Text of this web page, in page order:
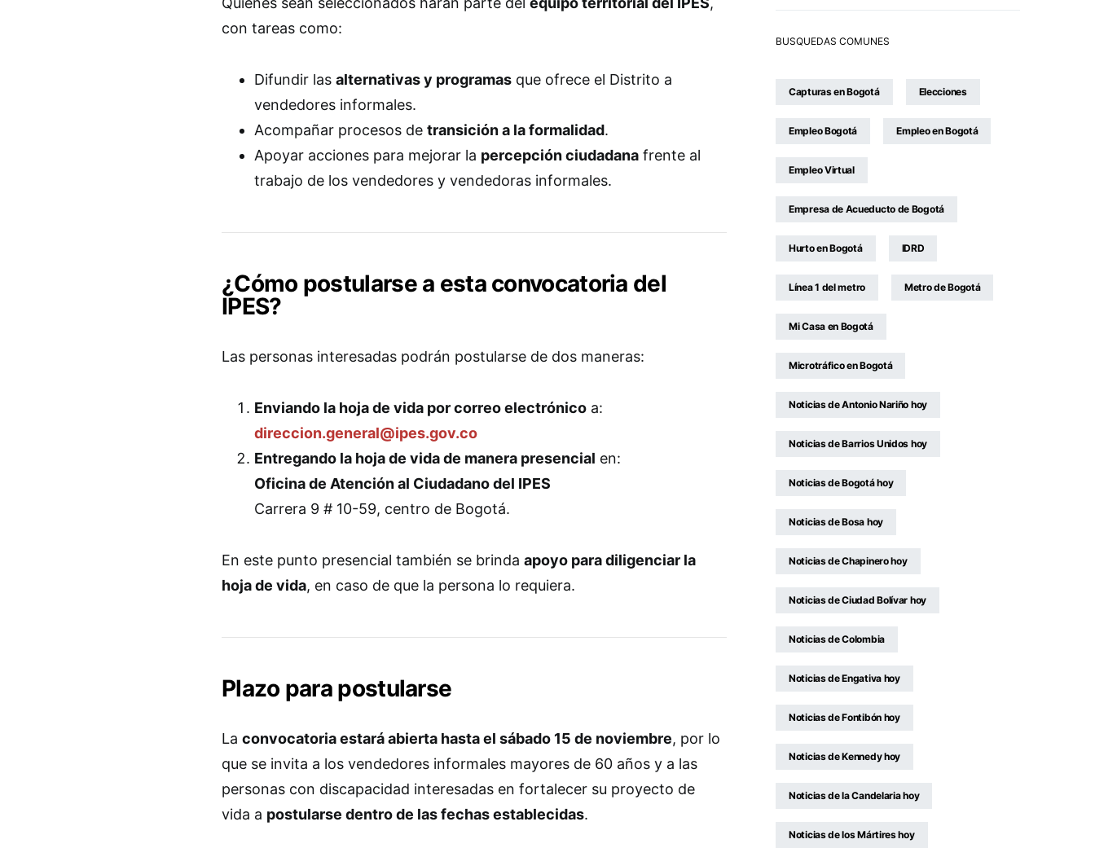
con tareas como:
Difundir las alternativas y programas que ofrece el Distrito a
vendedores informales.
Acompañar procesos de transición a la formalidad.
Apoyar acciones para mejorar la percepción ciudadana frente al
trabajo de los vendedores y vendedoras informales.
¿Cómo postularse a esta convocatoria del
IPES?
Las personas interesadas podrán postularse de dos maneras:
Enviando la hoja de vida por correo electrónico a:
direccion.general@ipes.gov.co
Entregando la hoja de vida de manera presencial en:
Oficina de Atención al Ciudadano del IPES
Carrera 9 # 10-59, centro de Bogotá.
En este punto presencial también se brinda apoyo para diligenciar la
hoja de vida, en caso de que la persona lo requiera.
Plazo para postularse
La convocatoria estará abierta hasta el sábado 15 de noviembre, por lo
que se invita a los vendedores informales mayores de 60 años y a las
personas con discapacidad interesadas en fortalecer su proyecto de
vida a postularse dentro de las fechas establecidas.
BUSQUEDAS COMUNES
Capturas en Bogotá Elecciones
Empleo Bogotá Empleo en Bogotá
Empleo Virtual
Empresa de Acueducto de Bogotá
Hurto en Bogotá IDRD
Línea 1 del metro Metro de Bogotá
Mi Casa en Bogotá
Microtráfico en Bogotá
Noticias de Antonio Nariño hoy
Noticias de Barrios Unidos hoy
Noticias de Bogotá hoy
Noticias de Bosa hoy
Noticias de Chapinero hoy
Noticias de Ciudad Bolívar hoy
Noticias de Colombia
Noticias de Engativa hoy
Noticias de Fontibón hoy
Noticias de Kennedy hoy
Noticias de la Candelaria hoy
Noticias de los Mártires hoy